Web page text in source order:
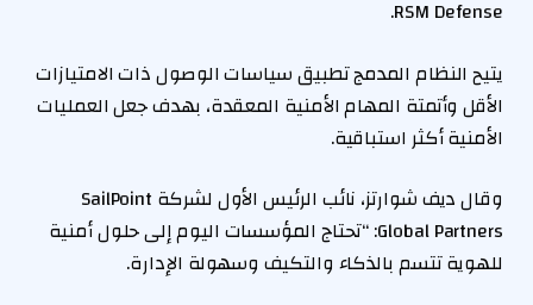
RSM Defense.
يتيح النظام المدمج تطبيق سياسات الوصول ذات الامتيازات
الأقل وأتمتة المهام الأمنية المعقدة، بهدف جعل العمليات
الأمنية أكثر استباقية.
وقال ديف شوارتز، نائب الرئيس الأول لشركة SailPoint
Global Partners: “تحتاج المؤسسات اليوم إلى حلول أمنية
للهوية تتسم بالذكاء والتكيف وسهولة الإدارة.